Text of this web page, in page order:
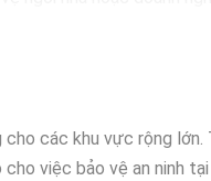
các khu vực rộng lớn.
việc bảo vệ an ninh